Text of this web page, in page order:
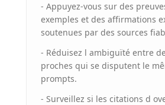
- Appuyez-vous sur des
exemples et des affirmations
soutenues par des sources
- Réduisez l ambiguïté entre
proches qui se disputent le
prompts.
- Surveillez si les citations d